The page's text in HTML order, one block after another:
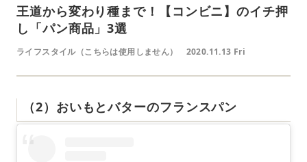
王道から変わり種まで！【コンビニ】のイチ押
し「パン商品」3選
ライフスタイル（こちらは使用しません） 2020.11.13 Fri
（2）おいもとバターのフランスパン